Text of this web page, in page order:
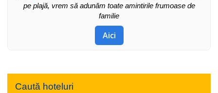
pe plajă, vrem să adunăm toate amintirile frumoase de
familie
Aici
Caută hoteluri